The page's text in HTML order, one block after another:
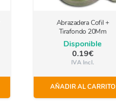
Abrazadera Cofil +
Tirafondo 20Mm
Disponible
0.19€
IVA Incl.
AÑADIR AL CARRITO